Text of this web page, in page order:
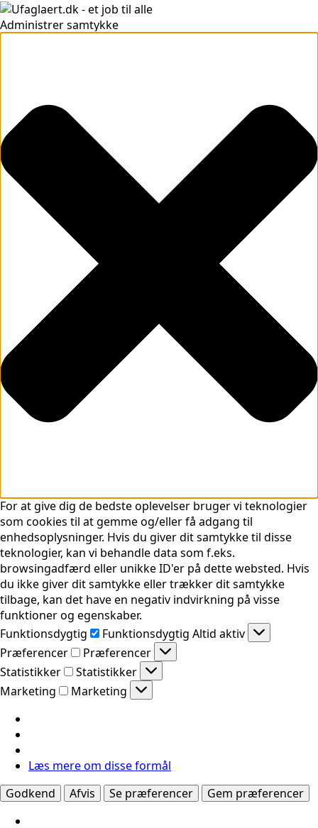
Administrer samtykke
For at give dig de bedste oplevelser bruger vi teknologier
som cookies til at gemme og/eller få adgang til
enhedsoplysninger. Hvis du giver dit samtykke til disse
teknologier, kan vi behandle data som f.eks.
browsingadfærd eller unikke ID'er på dette websted. Hvis
du ikke giver dit samtykke eller trækker dit samtykke
tilbage, kan det have en negativ indvirkning på visse
funktioner og egenskaber.
Funktionsdygtig
Funktionsdygtig Altid aktiv
Præferencer
Præferencer
Statistikker
Statistikker
Marketing
Marketing
Læs mere om disse formål
Godkend
Afvis Se præferencer Gem præferencer